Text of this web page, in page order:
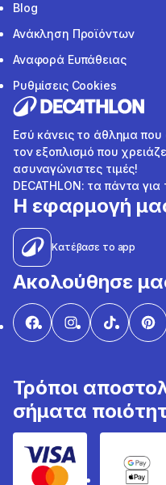
Blog
Ανάκληση Προϊόντων
Αναφορά Ευπάθειας
Ρυθμίσεις Cookies
Εσύ κάνεις το άθλημα
τον εξοπλισμό που
ασυναγώνιστες τιμές!
DECATHLON: τα πάντα
Η εφαρμογή
Κατέβασε το app
Ακολούθησε
Τρόποι
σήματα
Visa & Mastercard